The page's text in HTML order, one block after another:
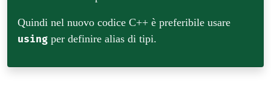
Quindi nel nuovo codice C++ è preferibile usare
using per definire alias di tipi.